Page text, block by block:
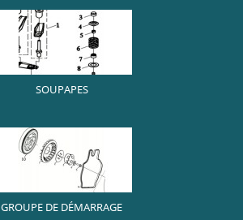
SOUPAPES
GROUPE DE DÉMARRAGE